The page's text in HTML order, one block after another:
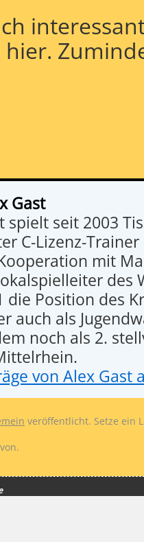
Gast
spielt seit 2003
C-Lizenz-
mit
des
die Position des
auch als
noch als 2.
von Alex Gast
veröffentlicht. Setze ein